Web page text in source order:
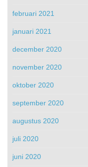
februari 2021
januari 2021
december 2020
november 2020
oktober 2020
september 2020
augustus 2020
juli 2020
juni 2020